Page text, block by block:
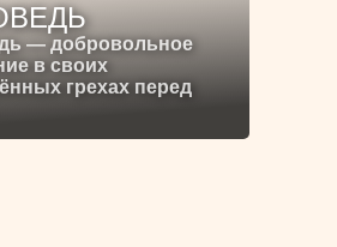
— добровольное
в своих
грехах перед